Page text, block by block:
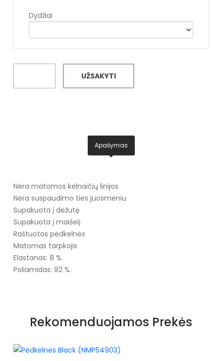
Dydžiai
UŽSAKYTI
Apašymas
Nėra matomos kelnaičių linijos
Nėra suspaudimo ties juosmeniu
Supakuota į dėžutę
Supakuota į maišelį
Raštuotos pėdkelnės
Matomas tarpkojis
Elastanas: 8 %.
Poliamidas: 92 %.
Rekomenduojamos Prekės